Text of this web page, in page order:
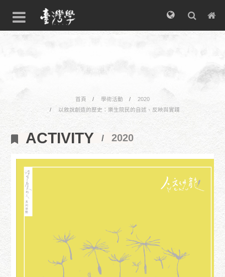
首頁 學術活動
2020
以敘說創造的歷史：樂生院民的自述、反映與實踐
ACTIVITY 2020